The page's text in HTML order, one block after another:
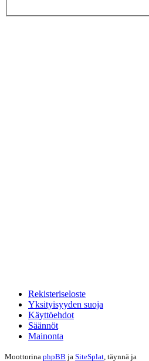
Rekisteriseloste
Yksityisyyden suoja
Käyttöehdot
Säännöt
Mainonta
Moottorina phpBB ja SiteSplat , täynnä ja